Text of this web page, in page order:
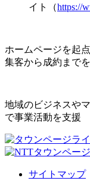
イト（https://
ホームページを起
集客から成約まで
地域のビジネスや
で事業活動を支援
サイトマップ